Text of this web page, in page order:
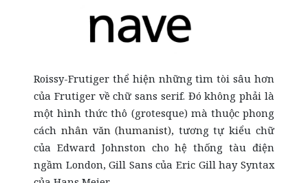
Roissy-Frutiger thể hiện những tìm tòi sâu hơn
của Frutiger về chữsans serif. Đó không phải là
một hình thức thô (grotesque) mà thuộc phong
cách nhân văn (humanist), tương tự kiểu chữ
của Edward Johnston cho hệ thống tàu điện
ngầm London, Gill Sans của Eric Gill hay Syntax